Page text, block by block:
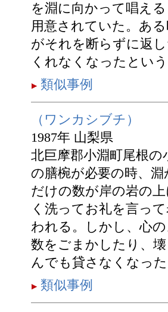
を淵に向かって唱え
用意されていた。あ
がそれを断らずに返
くれなくなったとい
類似事例
（ワンカシブチ）
1987年 山梨県
北巨摩郡小淵町尾根
の膳椀が必要の時、
だけの数が岸の岩の
く洗ってお礼を言っ
われる。しかし、心
数をごまかしたり、
んでも貸さなくなっ
類似事例